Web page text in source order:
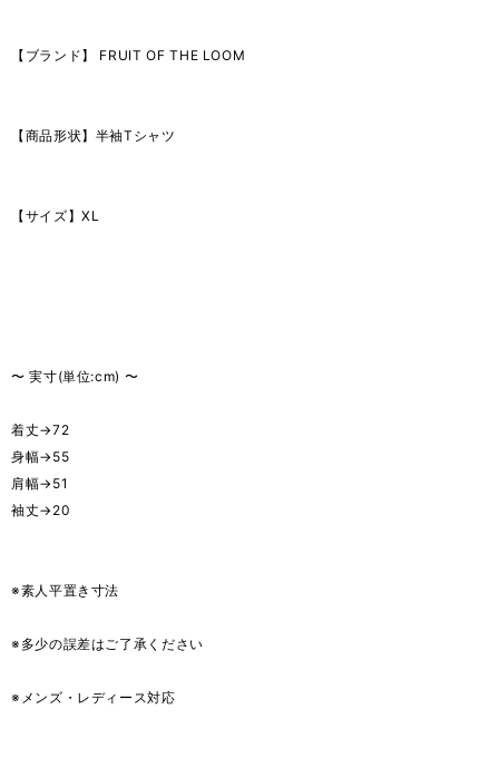
【ブランド】 FRUIT OF THE LOOM
【商品形状】半袖Tシャツ
【サイズ】XL
〜 実寸(単位:cm) 〜
着丈→72
身幅→55
肩幅→51
袖丈→20
※素人平置き寸法
※多少の誤差はご了承ください
※メンズ・レディース対応